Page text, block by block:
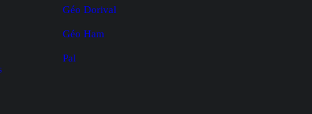
Géo Dorival
Géo Ham
Pal